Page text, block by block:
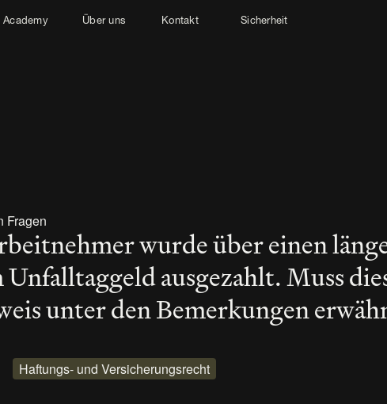
Fragen
wurde über einen
ausgezahlt. Muss
unter den Bemerkungen
Haftungs- und Versicherungsrecht
Über uns
Academy Kontakt Sicherheit